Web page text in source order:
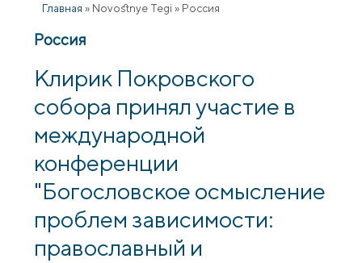
Главная » Novostnye Tegi » Россия
Россия
Клирик Покровского
собора принял участие в
международной
конференции
"Богословское осмысление
проблем зависимости:
православный и